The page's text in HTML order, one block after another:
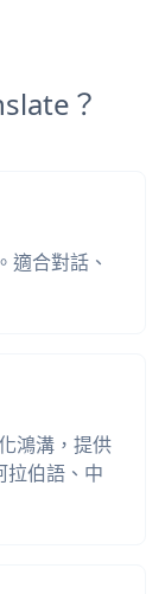
？
適合對話、
鴻溝，提供
拉伯語、中